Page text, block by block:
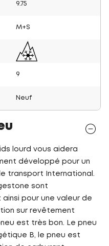
9.75
M+S
9
Neuf
lourd vous aidera
développé pour un
transport International.
sont
pour une valeur de
sur revêtement
est très bon. Le pneu
B, le pneu est